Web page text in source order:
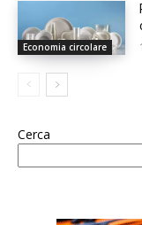
Economia circolare
Cerca